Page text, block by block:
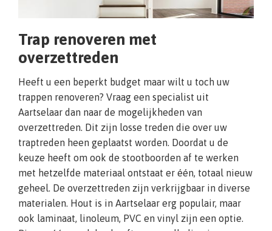
Trap renoveren met
overzettreden
Heeft u een beperkt budget maar wilt u toch uw
trappen renoveren? Vraag een specialist uit
Aartselaar dan naar de mogelijkheden van
overzettreden. Dit zijn losse treden die over uw
traptreden heen geplaatst worden. Doordat u de
keuze heeft om ook de stootboorden af te werken
met hetzelfde materiaal ontstaat er één, totaal nieuw
geheel. De overzettreden zijn verkrijgbaar in diverse
materialen. Hout is in Aartselaar erg populair, maar
ook laminaat, linoleum, PVC en vinyl zijn een optie.